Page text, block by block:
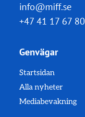
info@miff.se
+47 41 17 67 80
Genvägar
Startsidan
Alla nyheter
Mediabevakning